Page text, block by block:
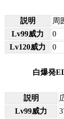
説明
周
Lv99威力
0
Lv120威力
0
白爆発
説明
Lv99威力